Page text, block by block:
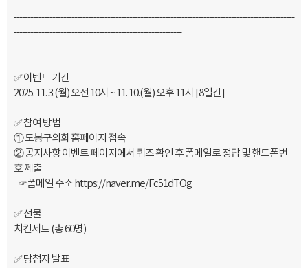
------------------------------------------------------------------------------------------------------
-------------------------------------------------------------
✅ 이벤트 기간
2025. 11. 3.(월) 오전 10시 ~ 11. 10.(월) 오후 11시 [8일간]
✅ 참여 방법
① 도봉구의회 홈페이지 접속
② 공지사항 이벤트 페이지에서 퀴즈 확인 후 폼메일로 정답 및 핸드폰번
호 제출
☞폼메일 주소https://naver.me/Fc51dTOg
✅ 선물
치킨세트 (총 60명)
✅ 당첨자 발표